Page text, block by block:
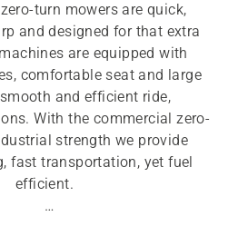
turn mowers are quick,
and designed for that extra
are equipped with
comfortable seat and large
and efficient ride,
With the commercial zero-
strength we provide
fast transportation, yet fuel
efficient.